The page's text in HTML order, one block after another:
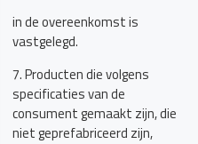
in de overeenkomst is
vastgelegd.
7. Producten die volgens
specificaties van de
consument gemaakt zijn, die
niet geprefabriceerd zijn,